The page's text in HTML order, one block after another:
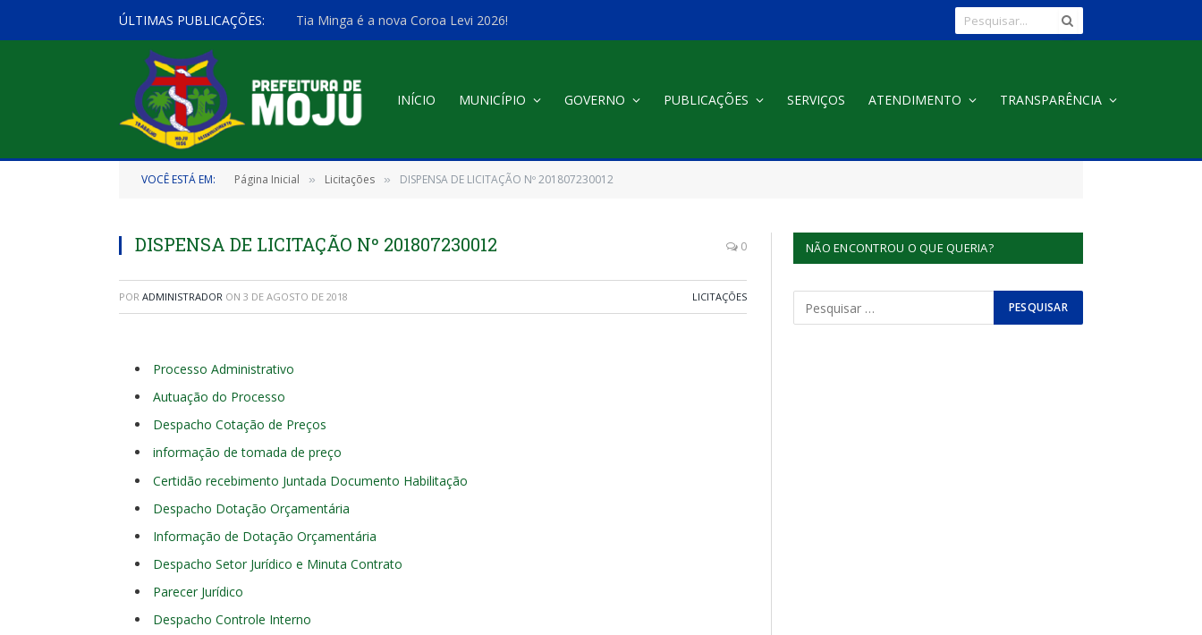
ÚLTIMAS PUBLICAÇÕES: Tia Minga é a nova Coroa Levi 2026!
INÍCIO MUNICÍPIO GOVERNO PUBLICAÇÕES SERVIÇOS ATENDIMENTO TRANSPARÊNCIA
VOCÊ ESTÁ EM: Página Inicial » Licitações » DISPENSA DE LICITAÇÃO Nº 201807230012
DISPENSA DE LICITAÇÃO Nº 201807230012 0
POR ADMINISTRADOR ON 3 DE AGOSTO DE 2018 LICITAÇÕES
Processo Administrativo
Autuação do Processo
Despacho Cotação de Preços
informação de tomada de preço
Certidão recebimento Juntada Documento Habilitação
Despacho Dotação Orçamentária
Informação de Dotação Orçamentária
Despacho Setor Jurídico e Minuta Contrato
Parecer Jurídico
Despacho Controle Interno
NÃO ENCONTROU O QUE QUERIA?